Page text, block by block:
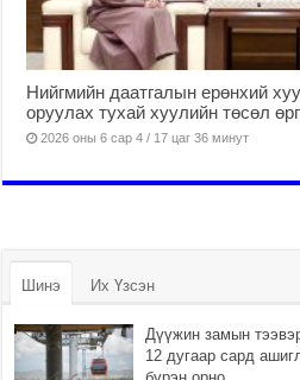
Нийгмийн даатгалын ерөнхий
оруулах тухай хуулийн төсөл
2026 оны 6 сар 4 / 17 цаг 36 минут
Шинэ Их Үзсэн
Дүүжин замын
12 дугаар сард